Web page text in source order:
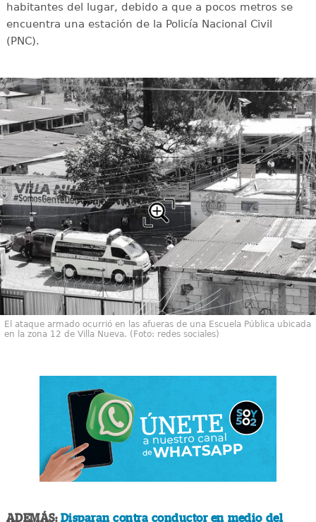
habitantes del lugar, debido a que a pocos metros se
encuentra una estación de la Policía Nacional Civil
(PNC).
El ataque armado ocurrió en las afueras de una Escuela Pública ubicada
en la zona 12 de Villa Nueva. (Foto: redes sociales)
ADEMÁS: Disparan contra conductor en medio del